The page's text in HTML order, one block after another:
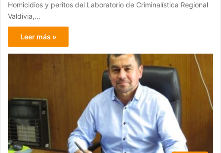
Homicidios y peritos del Laboratorio de Criminalística Regional
Valdivia,…
Leer más »